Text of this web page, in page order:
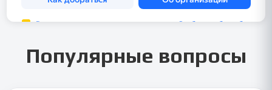
Популярные вопросы